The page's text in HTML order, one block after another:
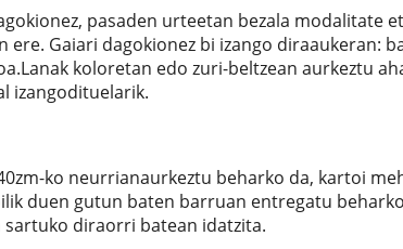
pasaden urteetan bezala modalitate
ere. Gaiari dagokionez bi izango diraaukeran:
koloretan edo zuri-beltzean aurkeztu
izangodituelarik.
ko neurrianaurkeztu beharko da, kartoi
duen gutun baten barruan entregatu
diraorri batean idatzita.